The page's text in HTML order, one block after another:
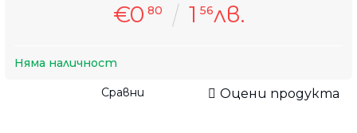
€0 80 1 56лв.
Няма наличност
Сравни Оцени продукта